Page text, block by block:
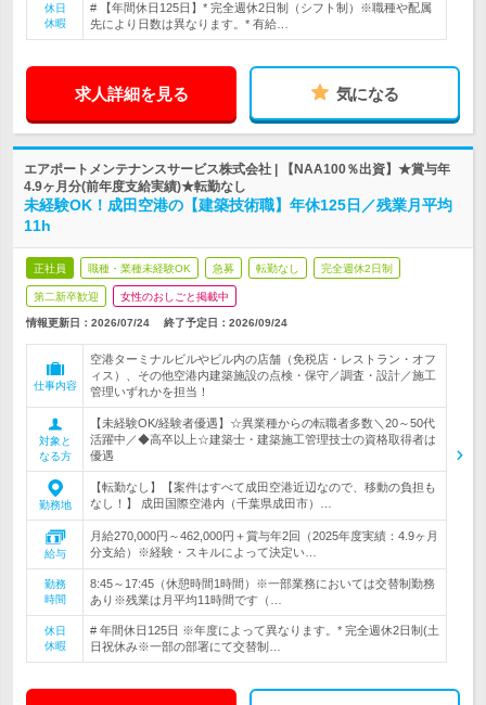
休日
休暇
# 【年間休日125日】* 完全週休2日制（シフト制）※職種や配属
先により日数は異なります。* 有給…
求人詳細を見る 気になる
エアポートメンテナンスサービス株式会社 | 【NAA100％出資】★賞与年
4.9ヶ月分(前年度支給実績)★転勤なし
未経験OK！成田空港の【建築技術職】年休125日／残業月平均
11h
正社員 職種・業種未経験OK 急募 転勤なし 完全週休2日制
第二新卒歓迎 女性のおしごと掲載中
情報更新日：2026/07/24 終了予定日： 2026/09/24
仕事内容
空港ターミナルビルやビル内の店舗（免税店・レストラン・オフ
ィス）、その他空港内建築施設の点検・保守／調査・設計／施工
管理いずれかを担当！
対象と
なる方
【未経験OK/経験者優遇】☆異業種からの転職者多数＼20～50代
活躍中／◆高卒以上☆建築士・建築施工管理技士の資格取得者は
優遇
勤務地
【転勤なし】【案件はすべて成田空港近辺なので、移動の負担も
なし！】 成田国際空港内（千葉県成田市）…
給与
月給270,000円～462,000円＋賞与年2回（2025年度実績：4.9ヶ月
分支給）※経験・スキルによって決定い…
勤務
時間
8:45～17:45（休憩時間1時間）※一部業務においては交替制勤務
あり※残業は月平均11時間です（…
休日
休暇
# 年間休日125日 ※年度によって異なります。* 完全週休2日制(土
日祝休み※一部の部署にて交替制…